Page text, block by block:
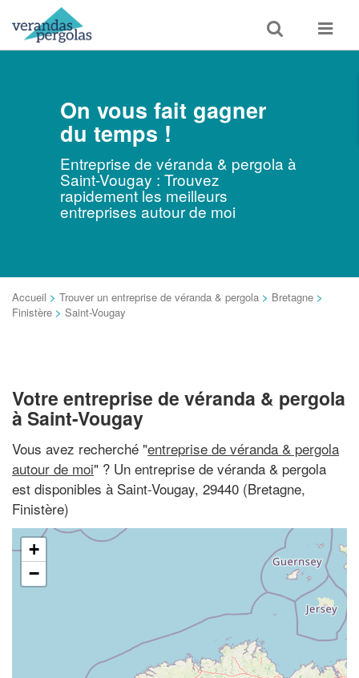
Toggle
search
Toggle
On vous fait gagner
du temps !
Entreprise de véranda & pergola à
Saint-Vougay : Trouvez
rapidement les meilleurs
entreprises autour de moi
Accueil > Trouver un entreprise de véranda & pergola > Bretagne >
Finistère > Saint-Vougay
Votre entreprise de véranda & pergola
à Saint-Vougay
Vous avez recherché "entreprise de véranda & pergola
autour de moi" ? Un entreprise de véranda & pergola
est disponibles à Saint-Vougay, 29440 (Bretagne,
Finistère)
+
−